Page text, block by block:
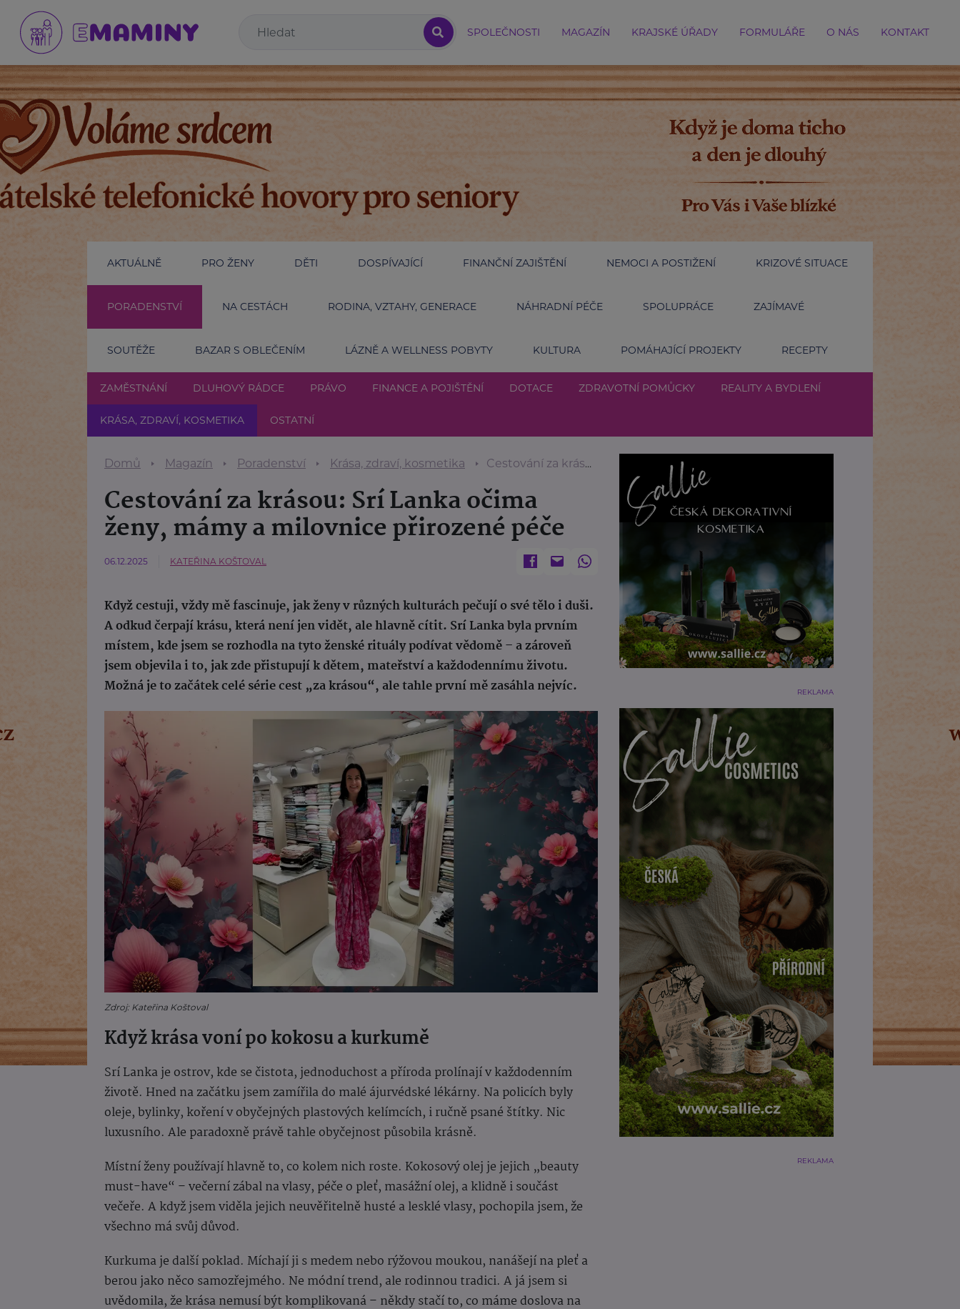
SPOLEČNOSTI MAGAZÍN KRAJSKÉ ÚŘADY FORMULÁŘE O NÁS KONTAKT
AKTUÁLNĚ PRO ŽENY DĚTI DOSPÍVAJÍCÍ FINANČNÍ ZAJIŠTĚNÍ NEMOCI A POSTIŽENÍ KRIZOVÉ SITUACE
PORADENSTVÍ NA CESTÁCH RODINA, VZTAHY, GENERACE NÁHRADNÍ PÉČE SPOLUPRÁCE ZAJÍMAVÉ
SOUTĚŽE BAZAR S OBLEČENÍM LÁZNĚ A WELLNESS POBYTY KULTURA POMÁHAJÍCÍ PROJEKTY RECEPTY
ZAMĚSTNÁNÍ DLUHOVÝ RÁDCE PRÁVO FINANCE A POJIŠTĚNÍ DOTACE ZDRAVOTNÍ POMŮCKY REALITY A BYDLENÍ
KRÁSA, ZDRAVÍ, KOSMETIKA OSTATNÍ
Domů Magazín Poradenství Krása, zdraví, kosmetika Cestování za krásou: Srí Lanka očima ženy, mámy a milovnice přirozené péče
Cestování za krásou: Srí Lanka očima
ženy, mámy a milovnice přirozené péče
06.12.2025 KATEŘINA KOŠTOVAL
Když cestuji, vždy mě fascinuje, jak ženy v různých kulturách pečují o své tělo i duši.
A odkud čerpají krásu, která není jen vidět, ale hlavně cítit. Srí Lanka byla prvním
místem, kde jsem se rozhodla na tyto ženské rituály podívat vědomě – a zároveň
jsem objevila i to, jak zde přistupují k dětem, mateřství a každodennímu životu.
Možná je to začátek celé série cest „za krásou“, ale tahle první mě zasáhla nejvíc.
Zdroj: Kateřina Koštoval
Když krása voní po kokosu a kurkumě
Srí Lanka je ostrov, kde se čistota, jednoduchost a příroda prolínají v každodenním
životě. Hned na začátku jsem zamířila do malé ájurvédské lékárny. Na policích byly
oleje, bylinky, koření v obyčejných plastových kelímcích, i ručně psané štítky. Nic
luxusního. Ale paradoxně právě tahle obyčejnost působila krásně.
Místní ženy používají hlavně to, co kolem nich roste. Kokosový olej je jejich „beauty
must-have“ – večerní zábal na vlasy, péče o pleť, masážní olej, a klidně i součást
večeře. A když jsem viděla jejich neuvěřitelně husté a lesklé vlasy, pochopila jsem, že
všechno má svůj důvod.
Kurkuma je další poklad. Míchají ji s medem nebo rýžovou moukou, nanášejí na pleť a
berou jako něco samozřejmého. Ne módní trend, ale rodinnou tradici. A já jsem si
uvědomila, že krása nemusí být komplikovaná – někdy stačí to, co máme doslova na
REKLAMA
REKLAMA